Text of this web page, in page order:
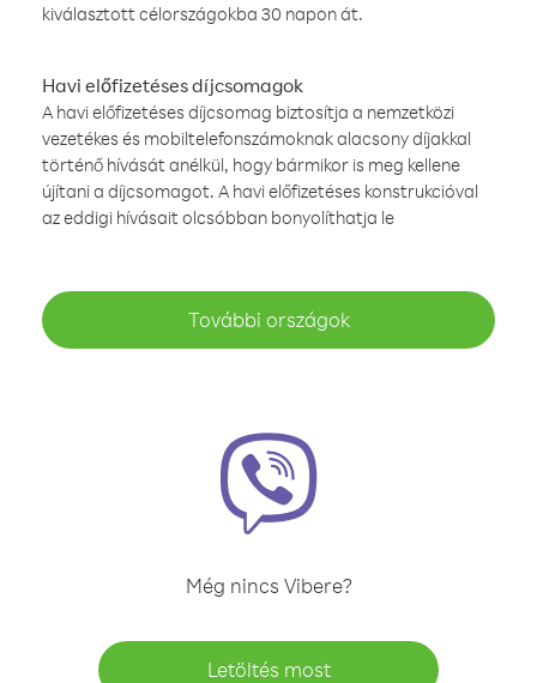
kiválasztott célországokba 30 napon át.
Havi előfizetéses díjcsomagok
A havi előfizetéses díjcsomag biztosítja a nemzetközi
vezetékes és mobiltelefonszámoknak alacsony díjakkal
történő hívását anélkül, hogy bármikor is meg kellene
újítani a díjcsomagot. A havi előfizetéses konstrukcióval
az eddigi hívásait olcsóbban bonyolíthatja le
További országok
Még nincs Vibere?
Letöltés most